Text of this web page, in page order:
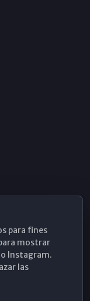
para fines
mostrar
Instagram.
las